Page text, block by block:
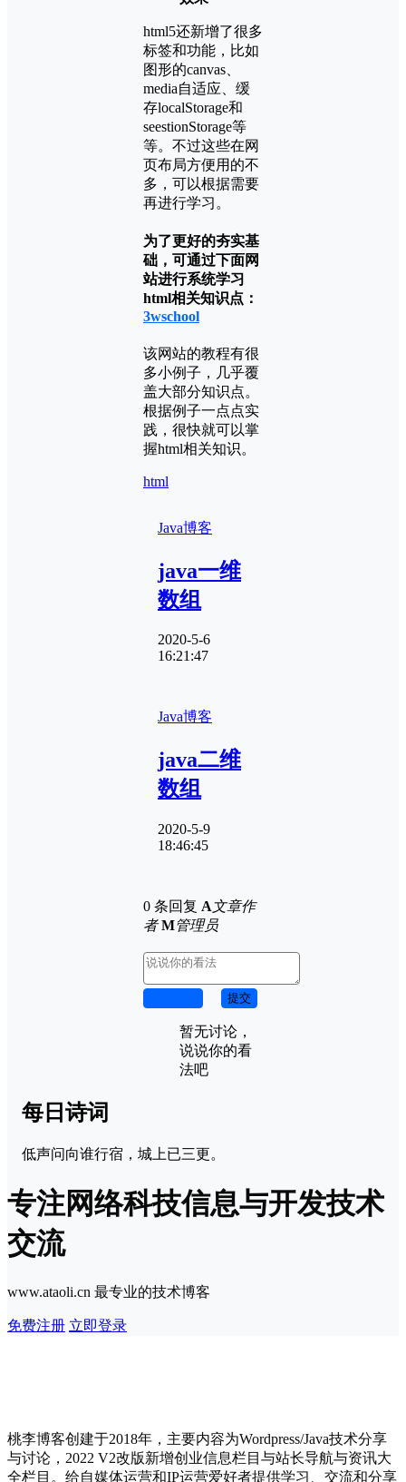
html5还新增了很多
标签和功能，比如
图形的canvas、
media自适应、缓
存localStorage和
seestionStorage等
等。不过这些在网
页布局方便用的不
多，可以根据需要
再进行学习。
为了更好的夯实基
础，可通过下面网
站进行系统学习
html相关知识点：
3wschool
该网站的教程有很
多小例子，几乎覆
盖大部分知识点。
根据例子一点点实
践，很快就可以掌
握html相关知识。
html
Java博客
java一维
数组
2020-5-6
16:21:47
Java博客
java二维
数组
2020-5-9
18:46:45
0 条回复 A文章作
者 M管理员
提交
暂无讨论，
说说你的看
法吧
每日诗词
低声问向谁行宿，城上已三更。
专注网络科技信息与开发技术
交流
www.ataoli.cn 最专业的技术博客
免费注册 立即登录
桃李博客创建于2018年，主要内容为Wordpress/Java技术分享
与讨论，2022 V2改版新增创业信息栏目与站长导航与资讯大
全栏目。给自媒体运营和IP运营爱好者提供学习、交流和分享